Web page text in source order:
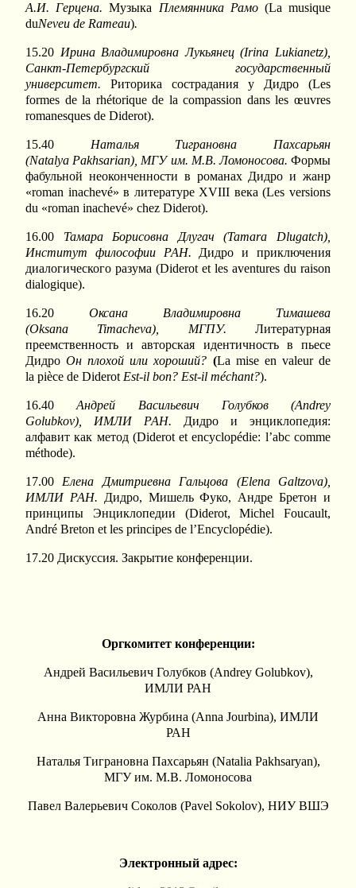
А.И. Герцена. Музыка Племянника Рамо(La musique
duNeveu de Rameau).
15.20 Ирина Владимировна Лукьянец (Irina Lukianetz),
Санкт-Петербургский государственный
университет. Риторика сострадания у Дидро (Les
formes de la rhétorique de la compassion dans les œuvres
romanesques de Diderot).
15.40 Наталья Тиграновна Пахсарьян
(Natalya Pakhsarian), МГУ им. М.В. Ломоносова.Формы
фабульной неоконченности в романах Дидро и жанр
«roman inachevé» в литературе XVIII века (Les versions
du «roman inachevé» chez Diderot).
16.00 Тамара Борисовна Длугач (Tamara Dlugatch),
Институт философии РАН. Дидро и приключения
диалогического разума (Diderot et les aventures du raison
dialogique).
16.20 Оксана Владимировна Тимашева
(Oksana Timacheva), МГПУ. Литературная
преемственность и авторская идентичность в пьесе
ДидроОн плохой или хороший? (La mise en valeur de
la pièce de Diderot Est-il bon? Est-il méchant?).
16.40Андрей Васильевич Голубков(Andrey
Golubkov), ИМЛИ РАН. Дидро и энциклопедия:
алфавит как метод (Diderot et encyclopédie: l’abc comme
méthode).
17.00 Елена Дмитриевна Гальцова (Elena Galtzova),
ИМЛИ РАН. Дидро, Мишель Фуко, Андре Бретон и
принципы Энциклопедии (Diderot, Michel Foucault,
André Breton et les principes de l’Encyclopédie).
17.20 Дискуссия. Закрытие конференции.
Оргкомитет конференции:
Андрей Васильевич Голубков (Andrey Golubkov),
ИМЛИ РАН
Анна Викторовна Журбина (Anna Jourbina), ИМЛИ
РАН
Наталья Тиграновна Пахсарьян (Natalia Pakhsaryan),
МГУ им. М.В. Ломоносова
Павел Валерьевич Соколов (Pavel Sokolov), НИУ ВШЭ
Электронный адрес: